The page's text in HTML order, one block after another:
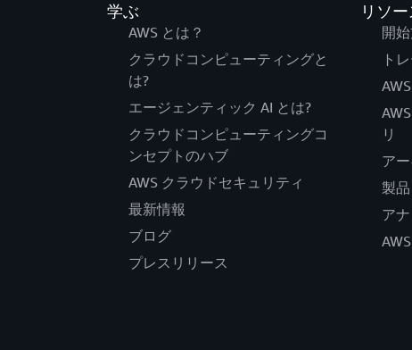
学ぶ
AWS とは？
クラウドコンピューティングと
は?
エージェンティック AI とは?
クラウドコンピューティングコ
ンセプトのハブ
AWS クラウドセキュリティ
最新情報
ブログ
プレスリリース
リソー
開
ト
リ
ア
製
ア